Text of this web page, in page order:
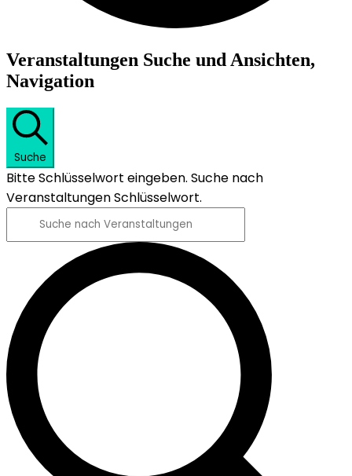
Veranstaltungen
Veranstaltungen Suche und Ansichten,
Navigation
Suche
Bitte Schlüsselwort eingeben. Suche nach
Veranstaltungen Schlüsselwort.